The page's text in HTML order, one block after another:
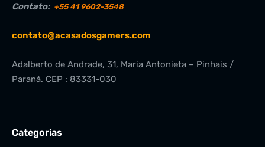
Contato: +55 41 9602-3548
contato@acasadosgamers.com
Adalberto de Andrade, 31, Maria Antonieta – Pinhais /
Paraná. CEP : 83331-030
Categorias